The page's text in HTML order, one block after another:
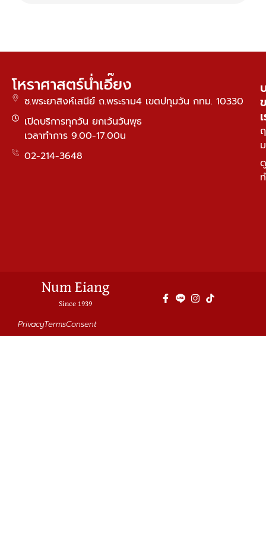
โหราศาสตร์น่ำเอี๊ยง
ซ.พระยาสิงห์เสนีย์ ถ.พระราม4 เขตปทุมวัน กทม. 10330
เปิดบริการทุกวัน ยกเว้นวันพุธ
เวลาทำการ 9.00-17.00น
02-214-3648
Num Eiang
Since 1939
PrivacyTermsConsent